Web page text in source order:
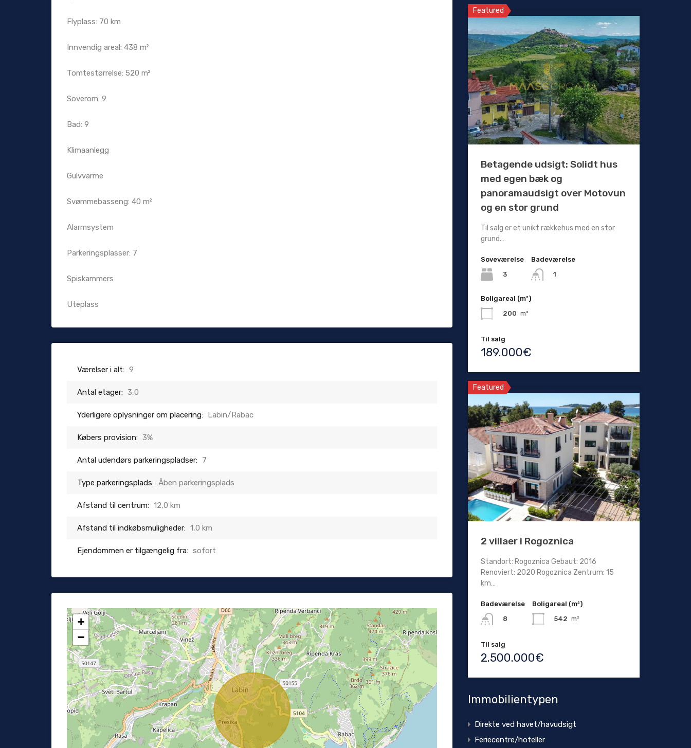
Flyplass: 70 km
Innvendig areal: 438 m²
Tomtestørrelse: 520 m²
Soverom: 9
Bad: 9
Klimaanlegg
Gulvvarme
Svømmebasseng: 40 m²
Alarmsystem
Parkeringsplasser: 7
Spiskammers
Uteplass
Værelser i alt: 9
Antal etager: 3,0
Yderligere oplysninger om placering: Labin/Rabac
Købers provision: 3%
Antal udendørs parkeringspladser: 7
Type parkeringsplads: Åben parkeringsplads
Afstand til centrum: 12,0 km
Afstand til indkøbsmuligheder: 1,0 km
Ejendommen er tilgængelig fra: sofort
+
−
Featured
Betagende udsigt: Solidt hus
med egen bæk og
panoramaudsigt over Motovun
og en stor grund
Til salg er et unikt rækkehus med en stor
grund.…
Soveværelse
3
Badeværelse
1
Boligareal (m²)
200 m²
Til salg
189.000€
Featured
2 villaer i Rogoznica
Standort: Rogoznica Gebaut: 2016
Renoviert: 2020 Rogoznica Zentrum: 15
km…
Badeværelse
8
Boligareal (m²)
542 m²
Til salg
2.500.000€
Immobilientypen
Direkte ved havet/havudsigt
Feriecentre/hoteller